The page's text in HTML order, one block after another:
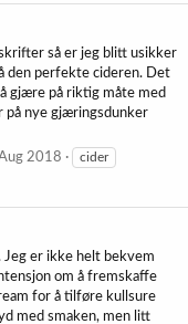
så er jeg blitt usikker
den perfekte cideren. Det
gjære på riktig måte med
på nye gjæringsdunker
2018
cider
Jeg er ikke helt bekvem
om å fremskaffe
for å tilføre kullsure
med smaken, men litt